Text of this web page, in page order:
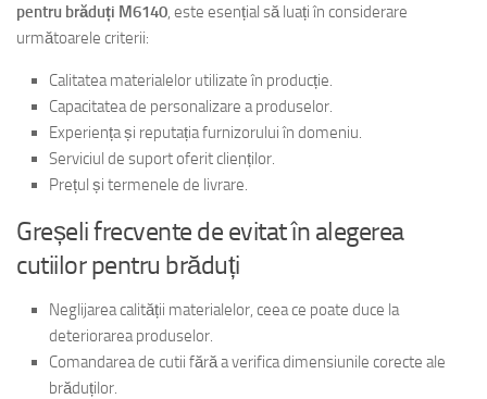
pentru brăduți M6140 , este esențial să luați în considerare
următoarele criterii:
Calitatea materialelor utilizate în producție.
Capacitatea de personalizare a produselor.
Experiența și reputația furnizorului în domeniu.
Serviciul de suport oferit clienților.
Prețul și termenele de livrare.
Greșeli frecvente de evitat în alegerea
cutiilor pentru brăduți
Neglijarea calității materialelor, ceea ce poate duce la
deteriorarea produselor.
Comandarea de cutii fără a verifica dimensiunile corecte ale
brăduților.